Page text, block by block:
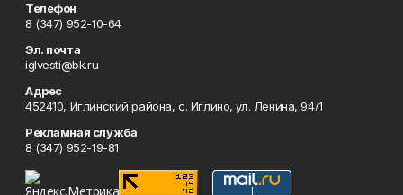
Телефон
8 (347) 952-10-64
Эл. почта
iglvesti@bk.ru
Адрес
452410, Иглинский района, с. Иглино, ул. Ленина, 94/1
Рекламная служба
8 (347) 952-19-81